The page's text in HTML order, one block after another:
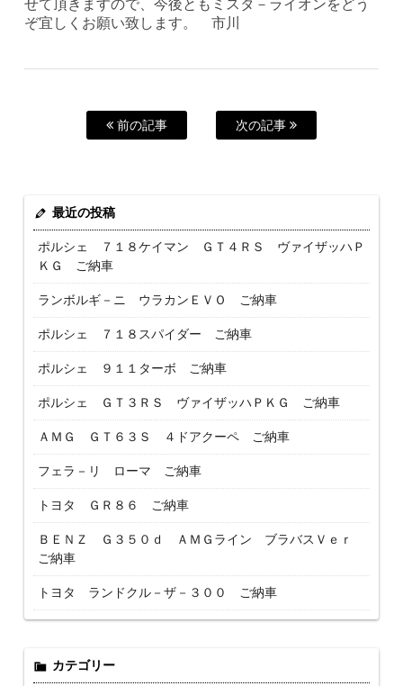
せて頂きますので、今後ともミスタ－ライオンをどう
ぞ宜しくお願い致します。 市川
前の記事 次の記事
最近の投稿
ポルシェ ７１８ケイマン ＧＴ４ＲＳ ヴァイザッハＰ
ＫＧ ご納車
ランボルギ－ニ ウラカンＥＶＯ ご納車
ポルシェ ７１８スパイダー ご納車
ポルシェ ９１１ターボ ご納車
ポルシェ ＧＴ３ＲＳ ヴァイザッハＰＫＧ ご納車
ＡＭＧ ＧＴ６３Ｓ ４ドアクーペ ご納車
フェラ－リ ローマ ご納車
トヨタ ＧＲ８６ ご納車
ＢＥＮＺ Ｇ３５０ｄ ＡＭＧライン ブラバスＶｅｒ
ご納車
トヨタ ランドクル－ザ－３００ ご納車
カテゴリー